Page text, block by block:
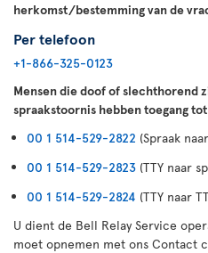
herkomst/bestemming van de
Per telefoon
+1-866-325-0123
Mensen die doof of slechthorend
spraakstoornis hebben toegang
00 1 514-529-2822 (Spraak
00 1 514-529-2823 (TTY naar
00 1 514-529-2824 (TTY naar
U dient de Bell Relay Service
moet opnemen met ons Contact